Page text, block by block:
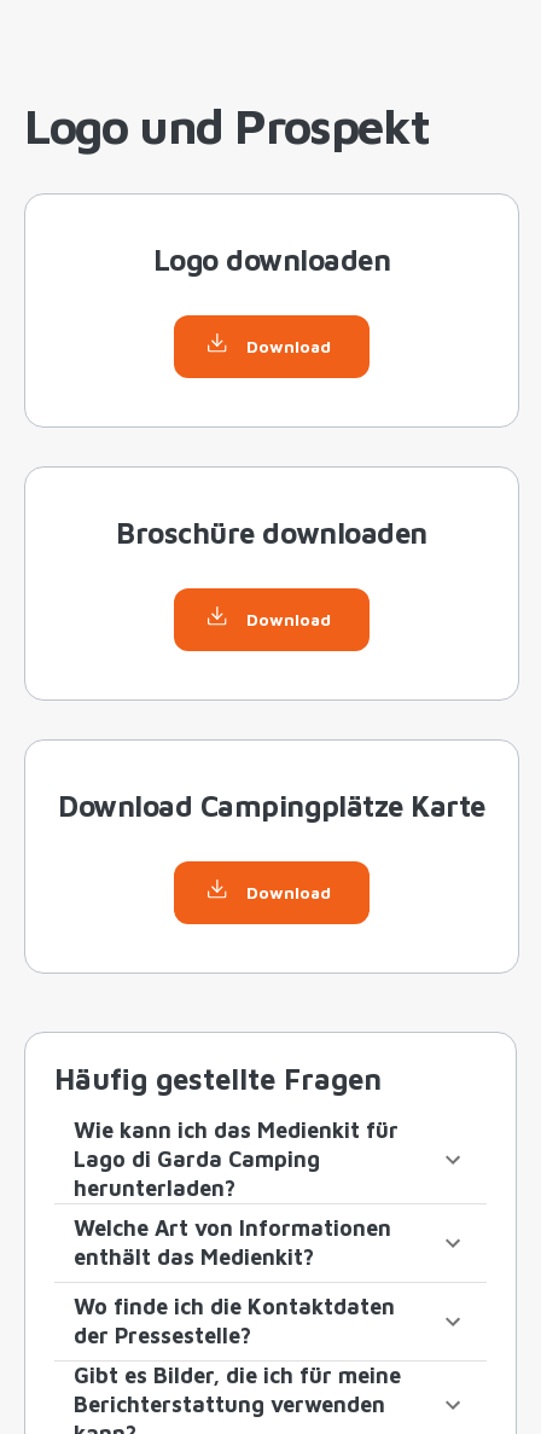
Logo und Prospekt
Logo downloaden
Download
Broschüre downloaden
Download
Download Campingplätze Karte
Download
Häufig gestellte Fragen
Wie kann ich das Medienkit für
Lago di Garda Camping
herunterladen?
Welche Art von Informationen
enthält das Medienkit?
Wo finde ich die Kontaktdaten
der Pressestelle?
Gibt es Bilder, die ich für meine
Berichterstattung verwenden